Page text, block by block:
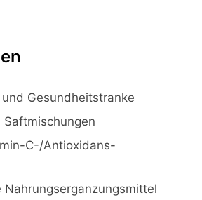
Gesundheitstranke
C-/Antioxidans-
Nahrungserganzungsmittel